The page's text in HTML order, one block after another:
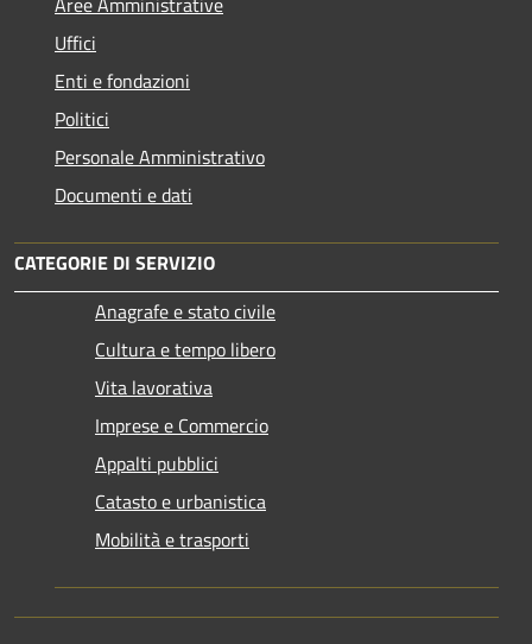
Uffici
Enti e fondazioni
Politici
Personale Amministrativo
Documenti e dati
CATEGORIE DI SERVIZIO
Anagrafe e stato civile
Cultura e tempo libero
Vita lavorativa
Imprese e Commercio
Appalti pubblici
Catasto e urbanistica
Mobilità e trasporti